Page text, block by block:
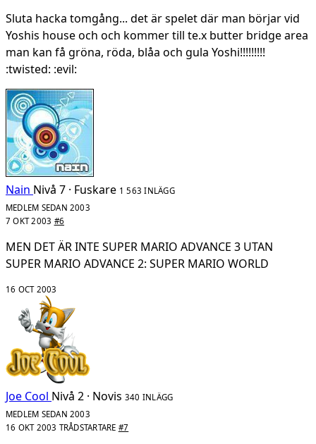
Sluta hacka tomgång... det är spelet där man börjar vid
Yoshis house och och kommer till te.x butter bridge area
man kan få gröna, röda, blåa och gula Yoshi!!!!!!!!!
:twisted: :evil:
Nain Nivå 7 · Fuskare 1 563 INLÄGG
MEDLEM SEDAN 2003
7 OKT 2003 #6
MEN DET ÄR INTE SUPER MARIO ADVANCE 3 UTAN
SUPER MARIO ADVANCE 2: SUPER MARIO WORLD
16 OCT 2003
Joe Cool Nivå 2 · Novis 340 INLÄGG
MEDLEM SEDAN 2003
16 OKT 2003 TRÅDSTARTARE #7